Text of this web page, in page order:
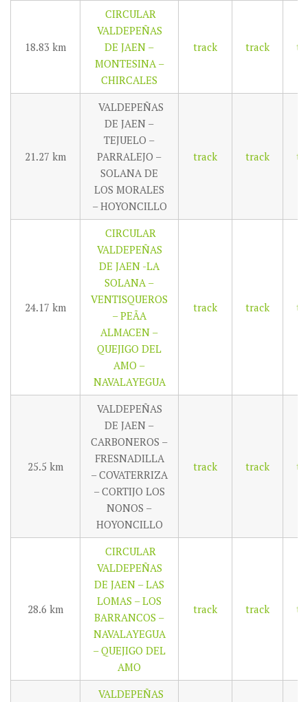
18.83 km
CIRCULAR
VALDEPEÑAS
DE JAEN –
MONTESINA –
CHIRCALES
track track
21.27 km
VALDEPEÑAS
DE JAEN –
TEJUELO –
PARRALEJO –
SOLANA DE
LOS MORALES
– HOYONCILLO
track track
24.17 km
CIRCULAR
VALDEPEÑAS
DE JAEN -LA
SOLANA –
VENTISQUEROS
– PEÃA
ALMACEN –
QUEJIGO DEL
AMO –
NAVALAYEGUA
track track
25.5 km
VALDEPEÑAS
DE JAEN –
CARBONEROS –
FRESNADILLA
– COVATERRIZA
– CORTIJO LOS
NONOS –
HOYONCILLO
track track
28.6 km
CIRCULAR
VALDEPEÑAS
DE JAEN – LAS
LOMAS – LOS
BARRANCOS –
NAVALAYEGUA
– QUEJIGO DEL
AMO
track track
VALDEPEÑAS